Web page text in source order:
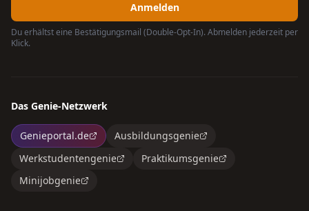
Anmelden
Du erhältst eine Bestätigungsmail (Double-Opt-In). Abmelden jederzeit per
Klick.
Das Genie-Netzwerk
Genieportal.de
Ausbildungsgenie
Werkstudentengenie
Praktikumsgenie
Minijobgenie